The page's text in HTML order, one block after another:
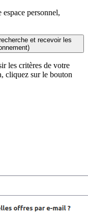
personnel,
et recevoir les
les critères de votre
cliquez sur le bouton